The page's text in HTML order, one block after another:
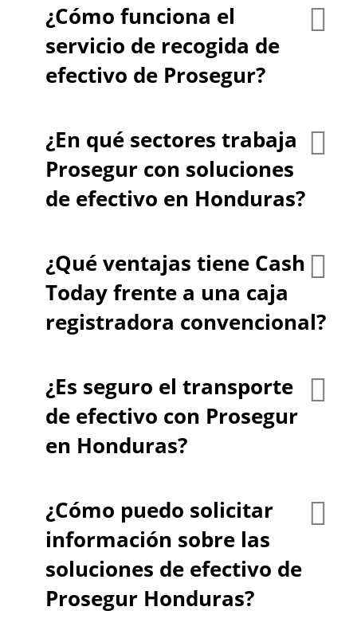
¿Cómo funciona el
servicio de recogida de
efectivo de Prosegur?
¿En qué sectores trabaja
Prosegur con soluciones
de efectivo en Honduras?
¿Qué ventajas tiene Cash
Today frente a una caja
registradora convencional?
¿Es seguro el transporte
de efectivo con Prosegur
en Honduras?
¿Cómo puedo solicitar
información sobre las
soluciones de efectivo de
Prosegur Honduras?